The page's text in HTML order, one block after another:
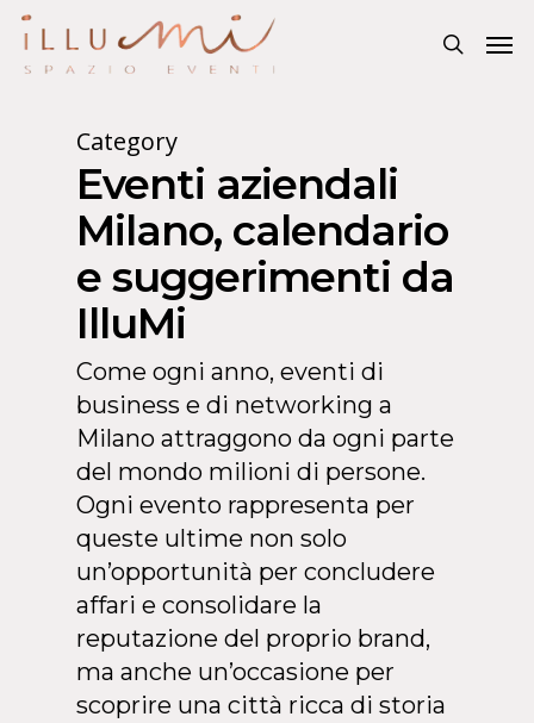
Category
Eventi aziendali
Milano, calendario
e suggerimenti da
IlluMi
Come ogni anno, eventi di
business e di networking a
Milano attraggono da ogni parte
del mondo milioni di persone.
Ogni evento rappresenta per
queste ultime non solo
un’opportunità per concludere
affari e consolidare la
reputazione del proprio brand,
ma anche un’occasione per
scoprire una città ricca di storia